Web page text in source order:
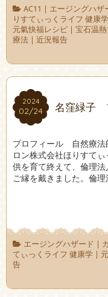
AC11 | エージングハザ
りすてぃっくライフ 健康学
元氣快福レシピ | 宝石温熱
療法 | 近況報告
2024
02/24
2024
02/24 名窪緑子
プロフィール 自然療法
ロン株式会社ほりすて
供を育て終えて、倫理
ご縁を戴きました。倫
エージングハザード |
てぃっくライフ 健康学 |
告